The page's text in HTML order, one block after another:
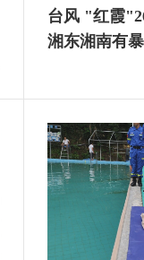
台风 "红霞
湘东湘南有